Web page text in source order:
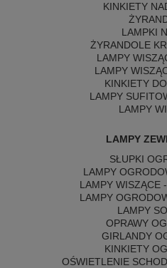
KINKIETY
LAMPKI
ŻYRANDOLE
LAMPY
LAMPY
KINKIETY
LAMPY
LAMPY
LAMPY
SŁUPKI
LAMPY
LAMPY WISZĄCE
LAMPY
LAMPY
OPRAWY
GIRLANDY
KINKIETY
OŚWIETLENIE